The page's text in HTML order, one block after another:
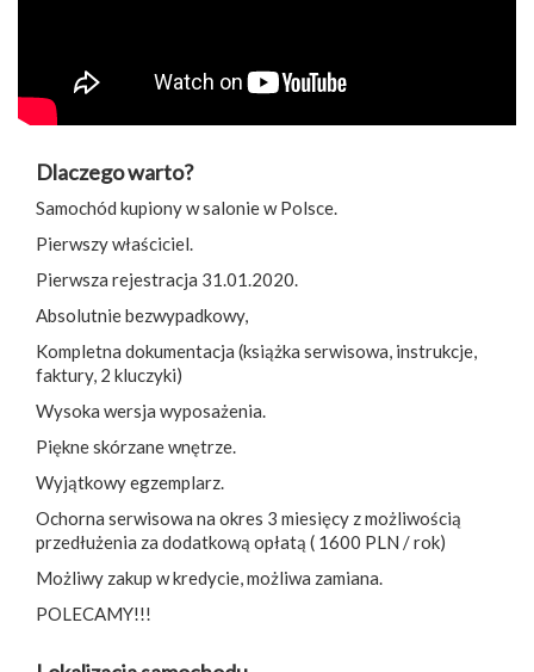
Dlaczego warto?
Samochód kupiony w salonie w Polsce.
Pierwszy właściciel.
Pierwsza rejestracja 31.01.2020.
Absolutnie bezwypadkowy,
Kompletna dokumentacja (książka serwisowa, instrukcje,
faktury, 2 kluczyki)
Wysoka wersja wyposażenia.
Piękne skórzane wnętrze.
Wyjątkowy egzemplarz.
Ochorna serwisowa na okres 3 miesięcy z możliwością
przedłużenia za dodatkową opłatą ( 1600 PLN / rok)
Możliwy zakup w kredycie, możliwa zamiana.
POLECAMY!!!